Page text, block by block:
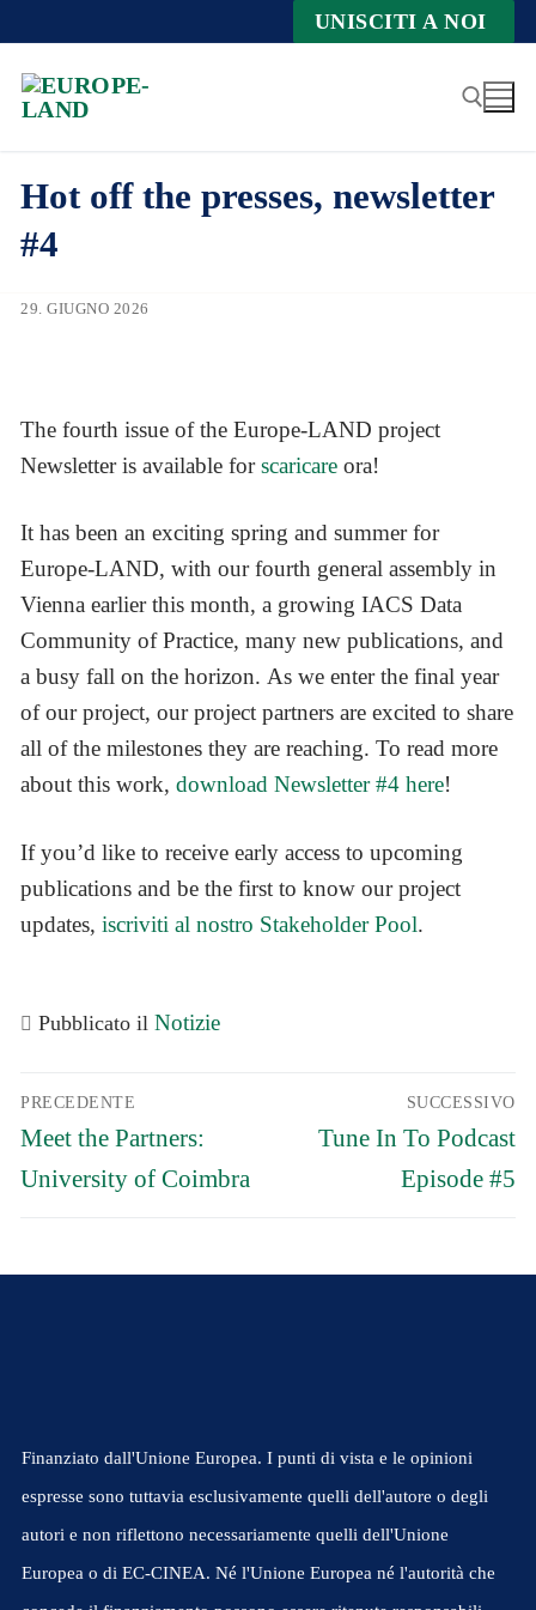
Inhalt
springen
UNISCITI A NOI
Suche nach:
Hot off the presses, newsletter
#4
29. GIUGNO 2026
The fourth issue of the Europe-LAND project
Newsletter is available forscaricare ora!
It has been an exciting spring and summer for
Europe-LAND, with our fourth general assembly in
Vienna earlier this month, a growing IACS Data
Community of Practice, many new publications, and
a busy fall on the horizon. As we enter the final year
of our project, our project partners are excited to share
all of the milestones they are reaching. To read more
about this work,download Newsletter #4 here!
If you’d like to receive early access to upcoming
publications and be the first to know our project
updates,iscriviti al nostro Stakeholder Pool.
Pubblicato ilNotizie
articoli
PRECEDENTE
Articolo
precedente:
Meet the Partners:
University of Coimbra
SUCCESSIVO
Articolo
successivo:
Tune In To Podcast
Episode #5
Finanziato dall'Unione Europea. I punti di vista e le opinioni
espresse sono tuttavia esclusivamente quelli dell'autore o degli
autori e non riflettono necessariamente quelli dell'Unione
Europea o di EC-CINEA. Né l'Unione Europea né l'autorità che